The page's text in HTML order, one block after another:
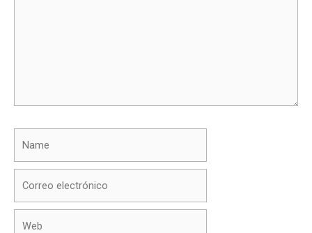
electrónico